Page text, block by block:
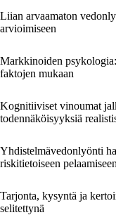
Liian arvaamaton
arvioimiseen
Markkinoiden
faktojen mukaan
Kognitiiviset vinoumat
todennäköisyyksiä
Yhdistelmävedonlyönti
riskitietoiseen pelaamiseen
Tarjonta, kysyntä ja
selitettynä